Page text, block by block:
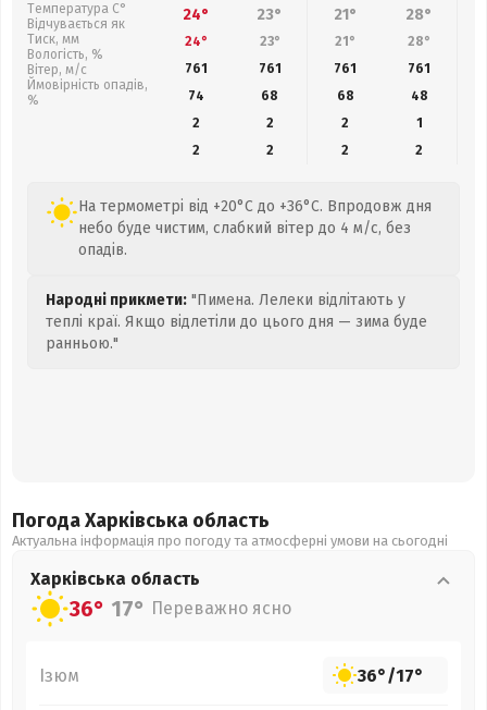
Температура С°
Відчувається як
Тиск, мм
Вологість, %
Вітер, м/с
Ймовірність опадів,
%
24° 23° 21° 28°
24° 23° 21° 28°
761
761 761 761
74
68 68 48
2
2 2
1
2
2 2 2
На термометрі від +20°C до +36°C. Впродовж дня
небо буде чистим, слабкий вітер до 4 м/с, без
опадів.
Народні прикмети: "Пимена. Лелеки відлітають у
теплі краї. Якщо відлетіли до цього дня — зима буде
ранньою."
Погода Харківська область
Актуальна інформація про погоду та атмосферні умови на сьогодні
Харківська область
36° 17° Переважно ясно
Ізюм 36°/17°